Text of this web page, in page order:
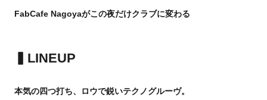
FabCafe Nagoyaがこの夜だけクラブに変わる
LINEUP
本気の四つ打ち、ロウで鋭いテクノグルーヴ。